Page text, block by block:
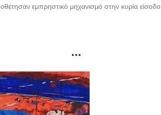
εμπρηστικό μηχανισμό στην κυρία είσοδο